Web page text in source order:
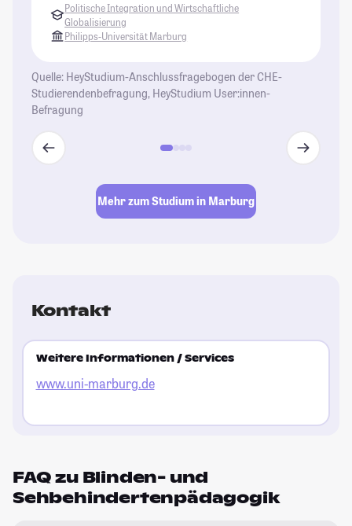
Politische Integration und Wirtschaftliche
Globalisierung
Philipps-Universität Marburg
Quelle: HeyStudium-Anschlussfragebogen der CHE-
Studierendenbefragung, HeyStudium User:innen-
Befragung
Mehr zum Studium in Marburg
Kontakt
Weitere Informationen / Services
www.uni-marburg.de
FAQ zu Blinden- und
Sehbehindertenpädagogik